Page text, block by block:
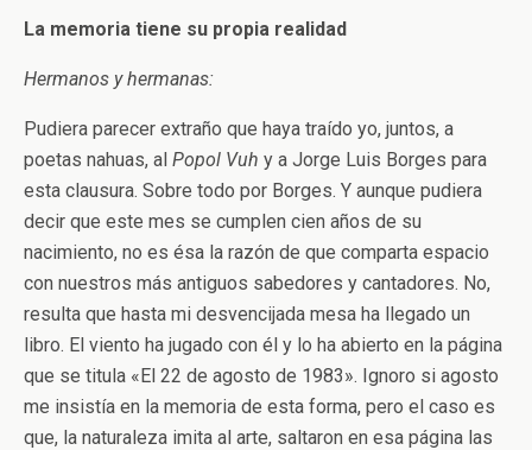
La memoria tiene su propia realidad
Hermanos y hermanas:
Pudiera parecer extraño que haya traído yo, juntos, a
poetas nahuas, al Popol Vuh y a Jorge Luis Borges para
esta clausura. Sobre todo por Borges. Y aunque pudiera
decir que este mes se cumplen cien años de su
nacimiento, no es ésa la razón de que comparta espacio
con nuestros más antiguos sabedores y cantadores. No,
resulta que hasta mi desvencijada mesa ha llegado un
libro. El viento ha jugado con él y lo ha abierto en la página
que se titula «El 22 de agosto de 1983». Ignoro si agosto
me insistía en la memoria de esta forma, pero el caso es
que, la naturaleza imita al arte, saltaron en esa página las